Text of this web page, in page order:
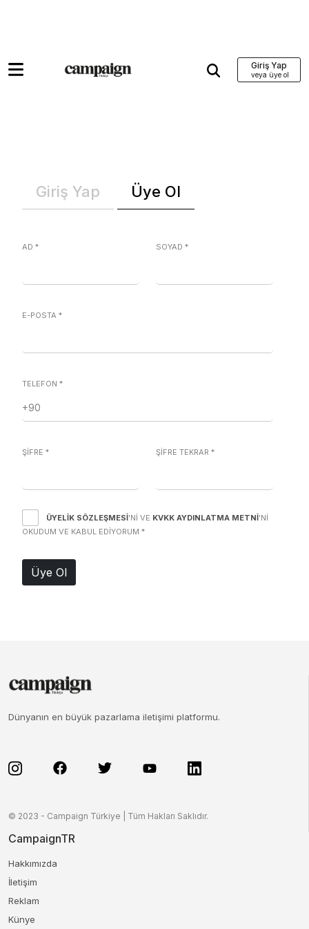
Giriş Yap
Giriş Yap Üye Ol
AD * SOYAD *
E-POSTA *
TELEFON *
ŞİFRE * ŞİFRE TEKRAR *
ÜYELIK SÖZLEŞMESI'NI VE KVKK AYDINLATMA METNI'NI
OKUDUM VE KABUL EDIYORUM *
Üye Ol
Dünyanın en büyük pazarlama iletişimi platformu.
© 2023 - Campaign Türkiye | Tüm Hakları Saklıdır.
CampaignTR
Hakkımızda
İletişim
Reklam
Künye